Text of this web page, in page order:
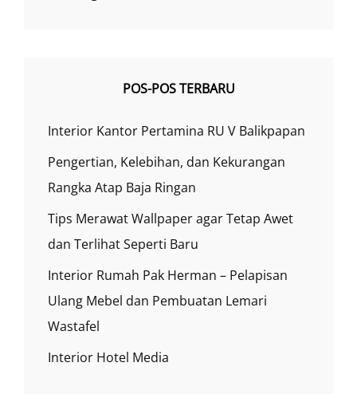
POS-POS TERBARU
Interior Kantor Pertamina RU V Balikpapan
Pengertian, Kelebihan, dan Kekurangan
Rangka Atap Baja Ringan
Tips Merawat Wallpaper agar Tetap Awet
dan Terlihat Seperti Baru
Interior Rumah Pak Herman – Pelapisan
Ulang Mebel dan Pembuatan Lemari
Wastafel
Interior Hotel Media